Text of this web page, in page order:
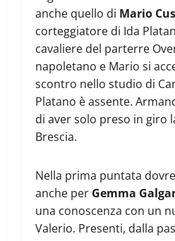
anche quello di Mario
corteggiatore di Ida
cavaliere del parterre
napoletano e Mario si
scontro nello studio di
Platano è assente.
di aver solo preso in giro
Brescia.
Nella prima puntata
anche per Gemma
una conoscenza con un
Valerio. Presenti, dalla